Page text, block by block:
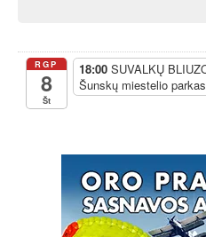
RGP
8
Št
18:00 SUVALKŲ
Šunskų miestelio parkas